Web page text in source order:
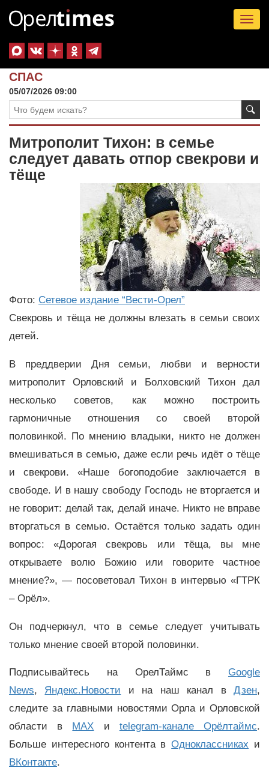
СПАС
05/07/2026 09:00
Митрополит Тихон: в семье
следует давать отпор свекрови и
тёще
Фото: Сетевое издание “Вести-Орел”
Свекровь и тёща не должны влезать в семьи своих
детей.
В преддверии Дня семьи, любви и верности
митрополит Орловский и Болховский Тихон дал
несколько советов, как можно построить
гармоничные отношения со своей второй
половинкой. По мнению владыки, никто не должен
вмешиваться в семью, даже если речь идёт о тёще
и свекрови. «Наше богоподобие заключается в
свободе. И в нашу свободу Господь не вторгается и
не говорит: делай так, делай иначе. Никто не вправе
вторгаться в семью. Остаётся только задать один
вопрос: «Дорогая свекровь или тёща, вы мне
открываете волю Божию или говорите частное
мнение?», — посоветовал Тихон в интервью «ГТРК
– Орёл».
Он подчеркнул, что в семье следует учитывать
только мнение своей второй половинки.
Подписывайтесь на ОрелТаймс в Google
News, Яндекс.Новости и на наш канал вДзен,
следите за главными новостями Орла и Орловской
области в MAX и telegram-канале Орёлтаймс.
Больше интересного контента вОдноклассниках и
ВКонтакте.